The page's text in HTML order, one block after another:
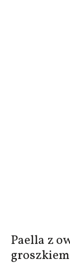
Paella z
groszkiem